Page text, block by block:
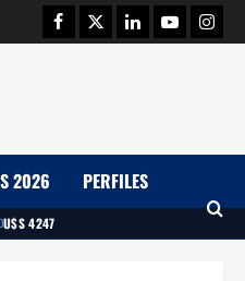
Facebook
TwitterLinkedinYoutube
2026 PERFILES
U$S 4247